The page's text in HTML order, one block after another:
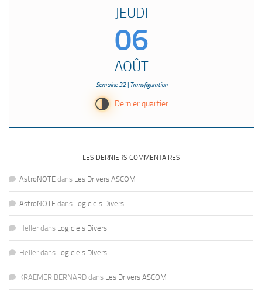
JEUDI
06
AOÛT
Semaine 32 | Transfiguration
T Dernier quartier
LES DERNIERS COMMENTAIRES
AstroNOTE dans Les Drivers ASCOM
AstroNOTE dans Logiciels Divers
Heller dans Logiciels Divers
Heller dans Logiciels Divers
KRAEMER BERNARD dans Les Drivers ASCOM